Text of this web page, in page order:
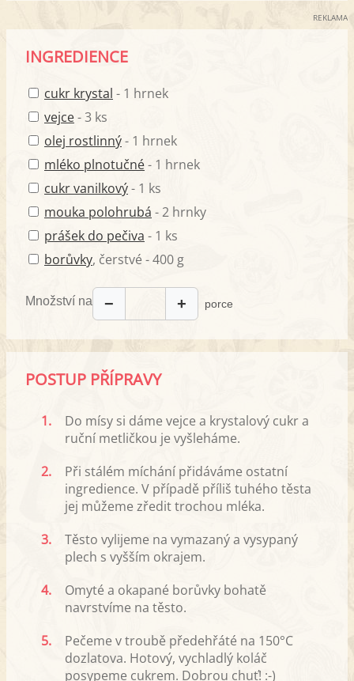
REKLAMA
INGREDIENCE
cukr krystal - 1 hrnek
vejce- 3 ks
olej rostlinný- 1 hrnek
mléko plnotučné- 1 hrnek
cukr vanilkový- 1 ks
mouka polohrubá - 2 hrnky
prášek do pečiva - 1 ks
borůvky, čerstvé - 400 g
Množství na − + porce
POSTUP PŘÍPRAVY
1.
Do mísy si dáme vejce a krystalový cukr a
ruční metličkou je vyšleháme.
2.
Při stálém míchání přidáváme ostatní
ingredience. V případě příliš tuhého těsta
jej můžeme zředit trochou mléka.
3.
Těsto vylijeme na vymazaný a vysypaný
plech s vyšším okrajem.
4.
Omyté a okapané borůvky bohatě
navrstvíme na těsto.
5.
Pečeme v troubě předehřáté na 150°C
dozlatova. Hotový, vychladlý koláč
posypeme cukrem. Dobrou chuť! :-)